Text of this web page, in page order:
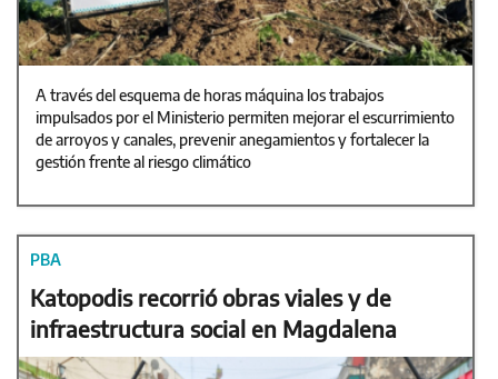
A través del esquema de horas máquina los trabajos
impulsados por el Ministerio permiten mejorar el escurrimiento
de arroyos y canales, prevenir anegamientos y fortalecer la
gestión frente al riesgo climático
PBA
Katopodis recorrió obras viales y de
infraestructura social en Magdalena